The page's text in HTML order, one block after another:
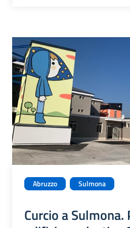
Abruzzo Sulmona
Curcio a